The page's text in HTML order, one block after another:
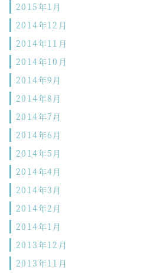
2015年1月
2014年12月
2014年11月
2014年10月
2014年9月
2014年8月
2014年7月
2014年6月
2014年5月
2014年4月
2014年3月
2014年2月
2014年1月
2013年12月
2013年11月